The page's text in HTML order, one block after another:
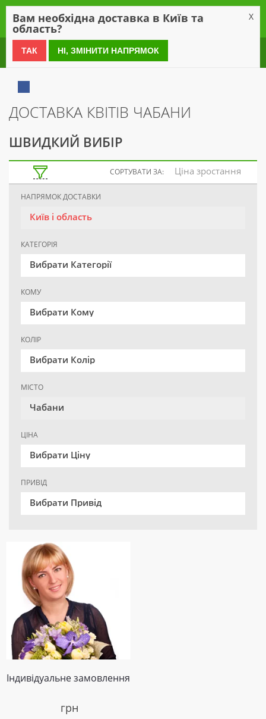
0 800 21 54 55
ДОСТАВКА КВІТІВ ЧАБАНИ
ШВИДКИЙ ВИБІР
СОРТУВАТИ ЗА: Ціна зростання
НАПРЯМОК ДОСТАВКИ
Київ і область
КАТЕГОРІЯ
Вибрати Категорії
КОМУ
Вибрати Кому
КОЛІР
Вибрати Колір
МІСТО
Чабани
ЦІНА
Вибрати Ціну
ПРИВІД
Вибрати Привід
Індивідуальне замовлення
грн
Вам необхідна доставка в Київ та
область?
X
ТАК НІ, ЗМІНИТИ НАПРЯМОК